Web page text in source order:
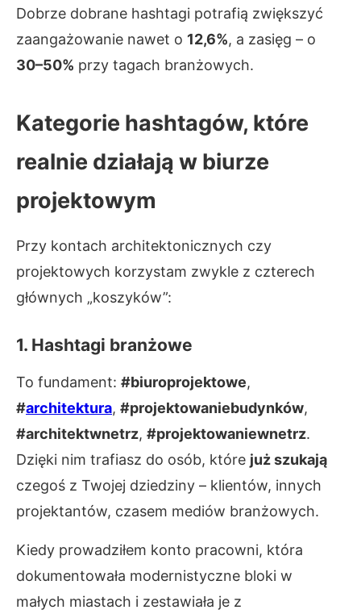
Dobrze dobrane hashtagi potrafią zwiększyć
zaangażowanie nawet o 12,6%, a zasięg – o
30–50% przy tagach branżowych.
Kategorie hashtagów, które
realnie działają w biurze
projektowym
Przy kontach architektonicznych czy
projektowych korzystam zwykle z czterech
głównych „koszyków”:
1. Hashtagi branżowe
To fundament: #biuroprojektowe,
#architektura, #projektowaniebudynków,
#architektwnetrz, #projektowaniewnetrz.
Dzięki nim trafiasz do osób, które już szukają
czegoś z Twojej dziedziny – klientów, innych
projektantów, czasem mediów branżowych.
Kiedy prowadziłem konto pracowni, która
dokumentowała modernistyczne bloki w
małych miastach i zestawiała je z